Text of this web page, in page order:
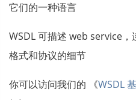
它们的一种语言
WSDL 可描述 web service
格式和协议的细节
你可以访问我们的 《WSDL